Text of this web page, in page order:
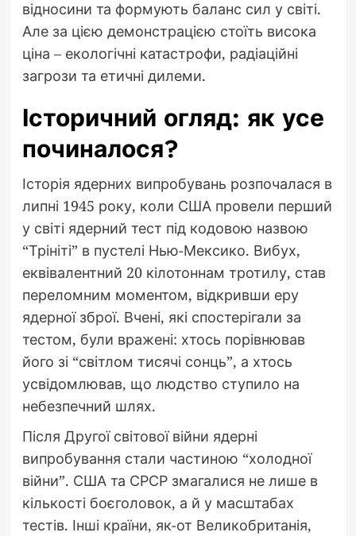
відносини та формують баланс сил у світі.
Але за цією демонстрацією стоїть висока
ціна – екологічні катастрофи, радіаційні
загрози та етичні дилеми.
Історичний огляд: як усе
починалося?
Історія ядерних випробувань розпочалася в
липні 1945 року, коли США провели перший
у світі ядерний тест під кодовою назвою
“Трініті” в пустелі Нью-Мексико. Вибух,
еквівалентний 20 кілотоннам тротилу, став
переломним моментом, відкривши еру
ядерної зброї. Вчені, які спостерігали за
тестом, були вражені: хтось порівнював
його зі “світлом тисячі сонць”, а хтось
усвідомлював, що людство ступило на
небезпечний шлях.
Після Другої світової війни ядерні
випробування стали частиною “холодної
війни”. США та СРСР змагалися не лише в
кількості боєголовок, а й у масштабах
тестів. Інші країни, як-от Великобританія,